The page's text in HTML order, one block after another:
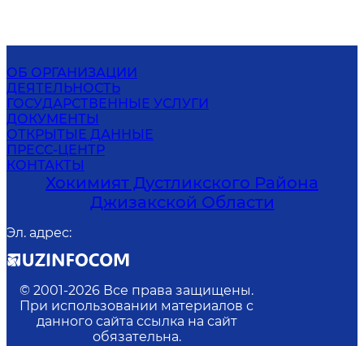
ОБ ОРГАНИЗАЦИИ
ДЕЯТЕЛЬНОСТЬ
ГОСУДАРСТВЕННЫЕ УСЛУГИ
ДОКУМЕНТЫ
ОТКРЫТЫЕ ДАННЫЕ
ПРЕСС-ЦЕНТР
КОНТАКТЫ
Хокимият Дустликского Района
Джизакской Области
Эл. адрес:
© 2001-2026 Все права защищены.
При использовании материалов с
данного сайта ссылка на сайт
обязательна.